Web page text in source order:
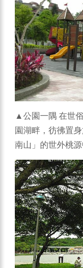
▲公園一隅 在世
園湖畔，彷彿置
南山」的世外桃